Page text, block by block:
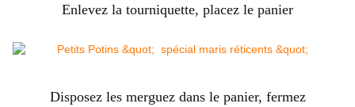
Enlevez la tourniquette, placez le panier
Disposez les merguez dans le panier, fermez